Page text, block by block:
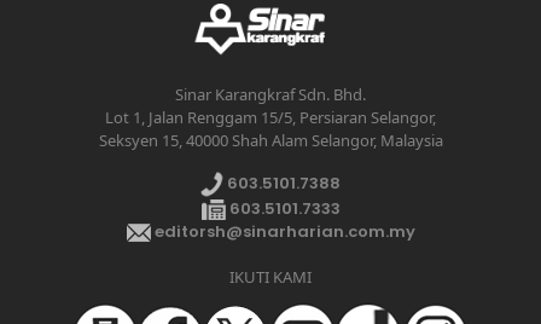
Sinar Karangkraf Sdn. Bhd.
Lot 1, Jalan Renggam 15/5, Persiaran Selangor,
Seksyen 15, 40000 Shah Alam Selangor, Malaysia
603.5101.7388
603.5101.7333
editorsh@sinarharian.com.my
IKUTI KAMI